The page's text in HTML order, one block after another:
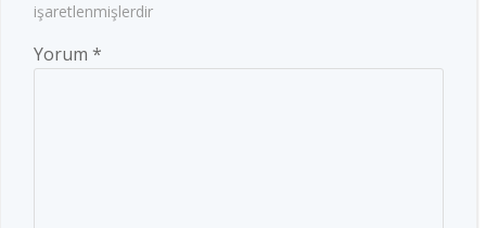
işaretlenmişlerdir
Yorum *